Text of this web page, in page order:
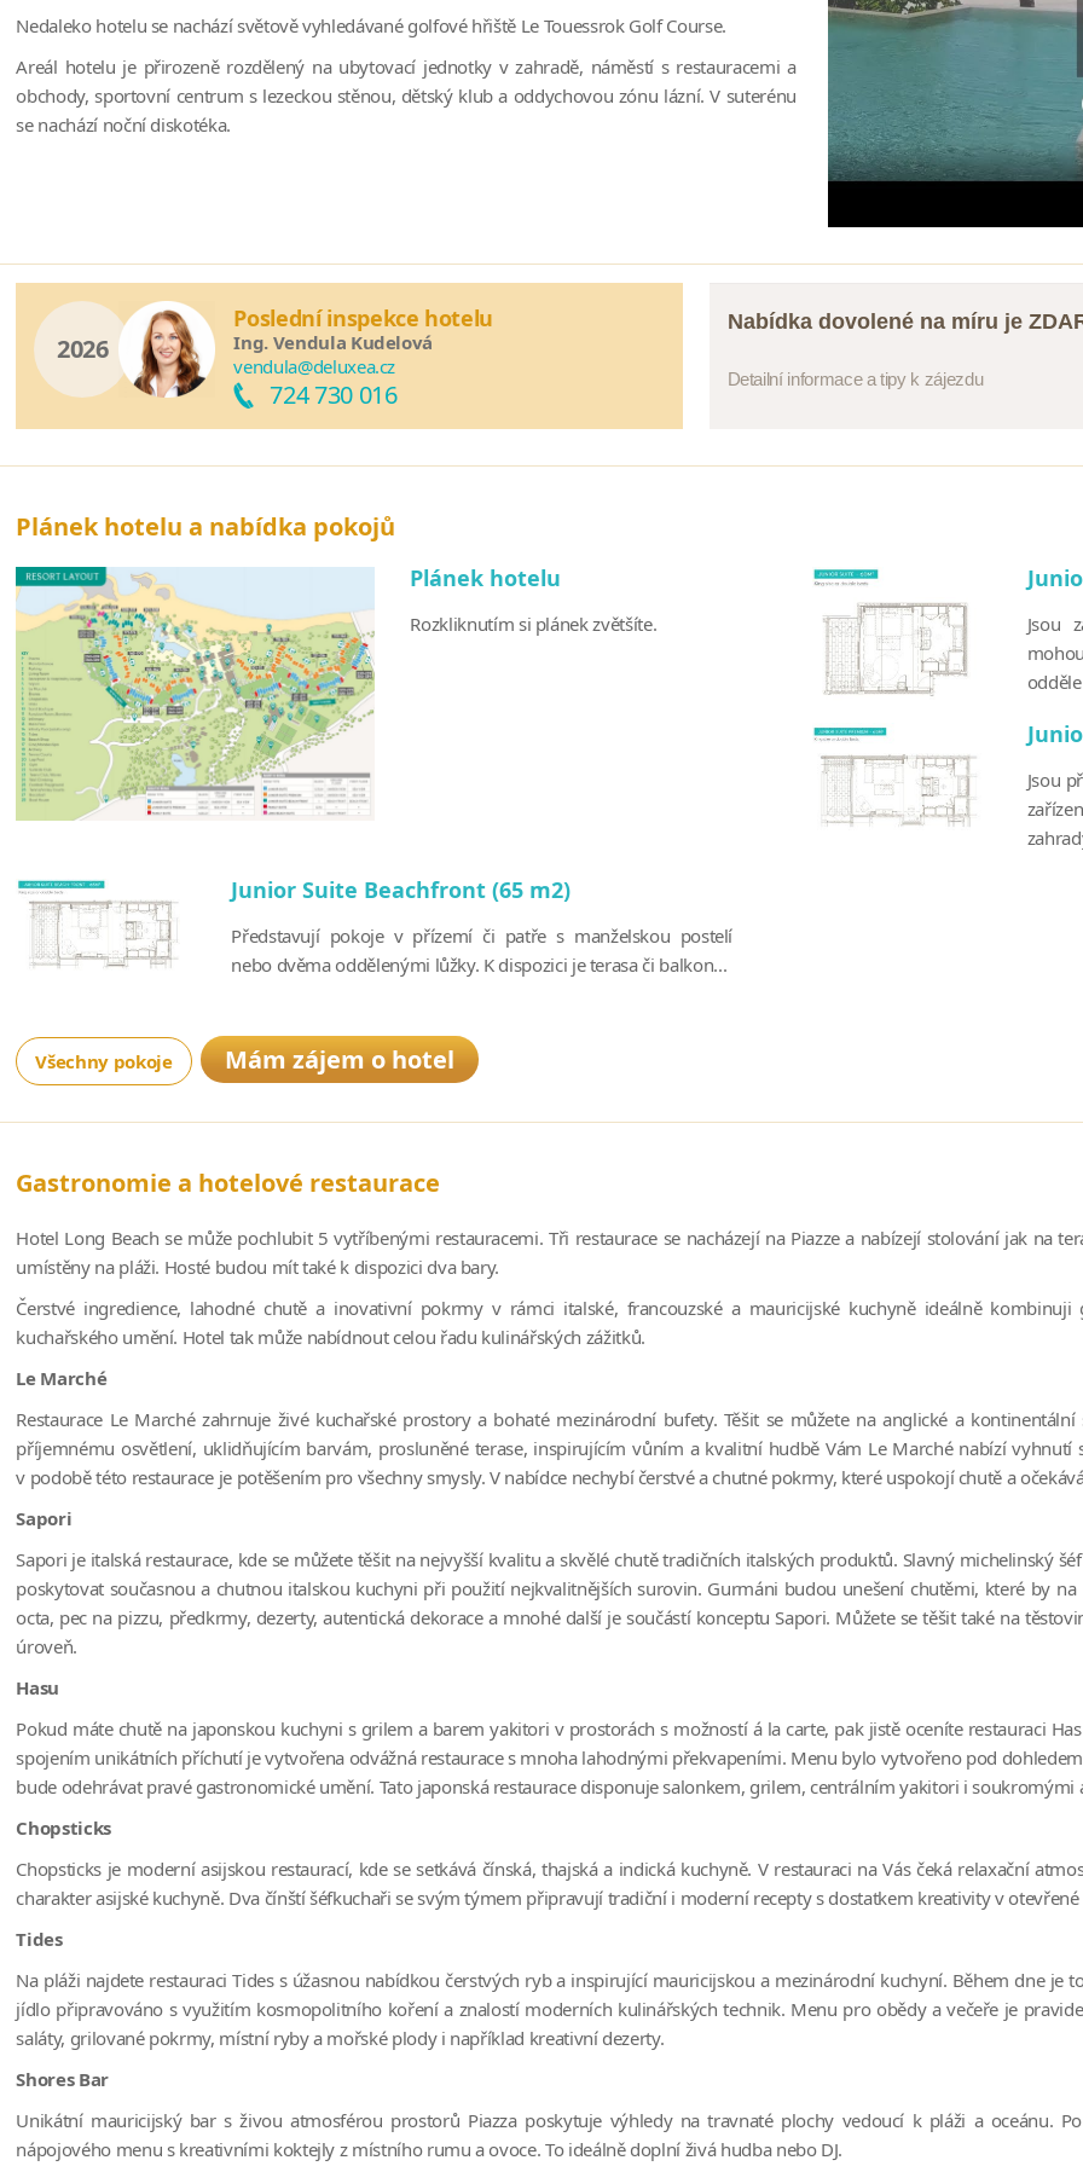
Nedaleko hotelu se nachází světově vyhledávané golfové hřiště Le Touessrok Golf Course.
Areál hotelu je přirozeně rozdělený na ubytovací jednotky v zahradě, náměstí s restauracemi a
obchody, sportovní centrum s lezeckou stěnou, dětský klub a oddychovou zónu lázní. V suterénu
se nachází noční diskotéka.
2026
Poslední inspekce hotelu
Ing. Vendula Kudelová
vendula@deluxea.cz
724 730 016
Nabídka dovolené na míru je
Detailní informace a tipy k zájezdu
Plánek hotelu a nabídka pokojů
Plánek hotelu
Rozkliknutím si plánek zvětšíte.
Jsou
Jsou
Junior Suite Beachfront (65 m2)
Představují pokoje v přízemí či patře s manželskou postelí
nebo dvěma oddělenými lůžky. K dispozici je terasa či balkon...
Všechny pokoje Mám zájem o hotel
Gastronomie a hotelové restaurace
Hotel Long Beach se může pochlubit 5 vytříbenými restauracemi. Tři restaurace se nacházejí na Piazze a nabízejí stolování jak na
umístěny na pláži. Hosté budou mít také k dispozici dva bary.
Čerstvé ingredience, lahodné chutě a inovativní pokrmy v rámci italské, francouzské a mauricijské kuchyně ideálně
kuchařského umění. Hotel tak může nabídnout celou řadu kulinářských zážitků.
Le Marché
Restaurace Le Marché zahrnuje živé kuchařské prostory a bohaté mezinárodní bufety. Těšit se můžete na anglické a
příjemnému osvětlení, uklidňujícím barvám, prosluněné terase, inspirujícím vůním a kvalitní hudbě Vám Le Marché nabízí
v podobě této restaurace je potěšením pro všechny smysly. V nabídce nechybí čerstvé a chutné pokrmy, které uspokojí chutě a
Sapori
Sapori je italská restaurace, kde se můžete těšit na nejvyšší kvalitu a skvělé chutě tradičních italských produktů. Slavný michelinský
poskytovat současnou a chutnou italskou kuchyni při použití nejkvalitnějších surovin. Gurmáni budou unešení chutěmi, které by
octa, pec na pizzu, předkrmy, dezerty, autentická dekorace a mnohé další je součástí konceptu Sapori. Můžete se těšit také na
úroveň.
Hasu
Pokud máte chutě na japonskou kuchyni s grilem a barem yakitori v prostorách s možností á la carte, pak jistě oceníte restauraci
spojením unikátních příchutí je vytvořena odvážná restaurace s mnoha lahodnými překvapeními. Menu bylo vytvořeno pod
bude odehrávat pravé gastronomické umění. Tato japonská restaurace disponuje salonkem, grilem, centrálním yakitori i
Chopsticks
Chopsticks je moderní asijskou restaurací, kde se setkává čínská, thajská a indická kuchyně. V restauraci na Vás čeká relaxační
charakter asijské kuchyně. Dva čínští šéfkuchaři se svým týmem připravují tradiční i moderní recepty s dostatkem kreativity v
Tides
Na pláži najdete restauraci Tides s úžasnou nabídkou čerstvých ryb a inspirující mauricijskou a mezinárodní kuchyní. Během dne je
jídlo připravováno s využitím kosmopolitního koření a znalostí moderních kulinářských technik. Menu pro obědy a večeře je
saláty, grilované pokrmy, místní ryby a mořské plody i například kreativní dezerty.
Shores Bar
Unikátní mauricijský bar s živou atmosférou prostorů Piazza poskytuje výhledy na travnaté plochy vedoucí k pláži a oceánu.
nápojového menu s kreativními koktejly z místního rumu a ovoce. To ideálně doplní živá hudba nebo DJ.